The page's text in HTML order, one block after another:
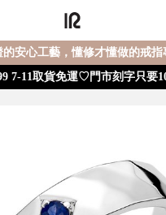
的安心工藝，懂修才懂做的戒指
7-11取貨免運♡門市刻字只要